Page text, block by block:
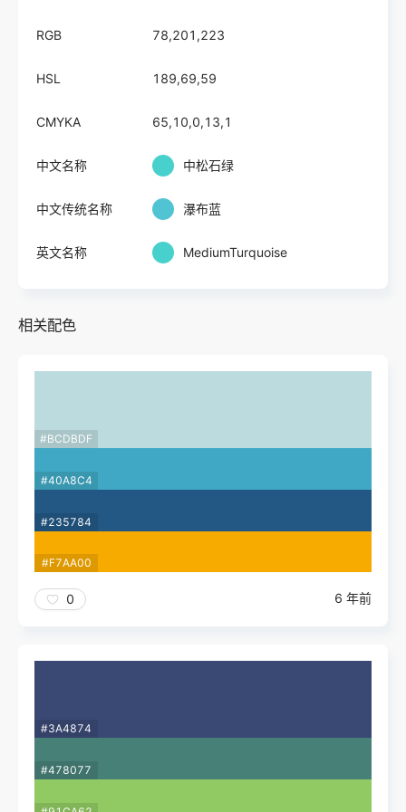
RGB 78,201,223
HSL 189,69,59
CMYKA 65,10,0,13,1
中文名称 中松石绿
中文传统名称 瀑布蓝
英文名称 MediumTurquoise
相关配色
#BCDBDF
#40A8C4
#235784
#F7AA00
0 6 年前
#3A4874
#478077